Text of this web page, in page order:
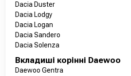
Dacia Duster
Dacia Lodgy
Dacia Logan
Dacia Sandero
Dacia Solenza
Вкладиші корінні Daewoo
Daewoo Gentra